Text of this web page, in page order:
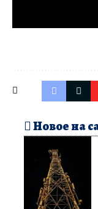
Новое на